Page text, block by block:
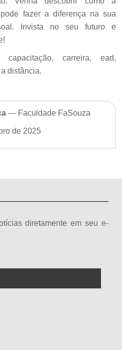
fazer a diferença na sua
Invista no seu futuro e
capacitação, carreira, ead,
distância.
— Faculdade FaSouza
de 2025
diretamente em seu e-